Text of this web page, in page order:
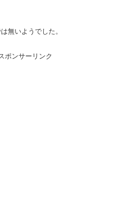
無いようでした。
ポンサーリンク